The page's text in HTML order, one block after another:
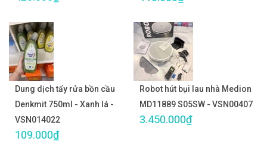
Dung dịch tẩy rửa bồn cầu
Denkmit 750ml - Xanh lá -
VSN014022
109.000₫
Robot hút bụi lau nhà Medion
MD11889 S05SW - VSN00407
3.450.000₫